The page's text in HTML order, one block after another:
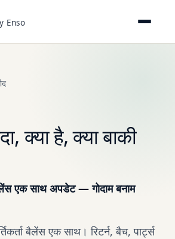
Enso
क्या है, क्या बाकी
एक साथ अपडेट — गोदाम बनाम
बैलेंस एक साथ। रिटर्न, बैच, पार्ट्स